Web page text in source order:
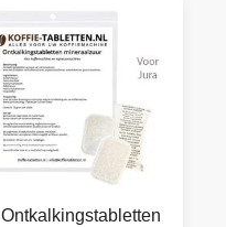
Ontkalkingstabletten